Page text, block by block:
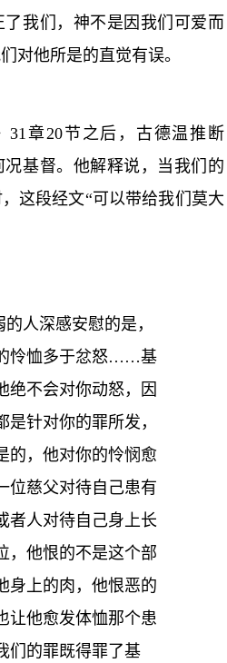
我们，神不是因我们可爱而
对他所是的直觉有误。
31 章20节之后，古德温推断
基督。他解释说，当我们的
这段经文“可以带给我们莫大
人深感安慰的是，
怜恤多于忿怒……基
绝不会对你动怒，因
是针对你的罪所发，
的，他对你的怜悯愈
位慈父对待自己患有
者人对待自己身上长
，他恨的不是这个部
身上的肉，他恨恶的
让他愈发体恤那个患
们的罪既得罪了基